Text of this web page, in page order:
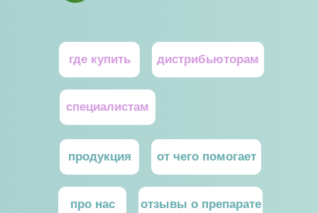
про нас
продукция
отзывы о препарате
от чего помогает
где купить
специалистам
дистрибьютoрам